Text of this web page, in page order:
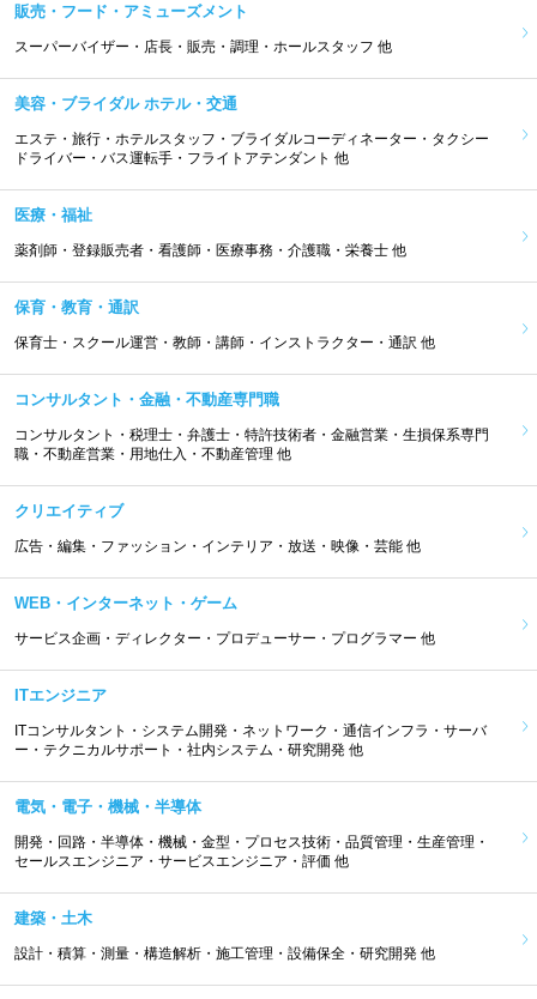
販売・フード・アミューズメント
スーパーバイザー・店長・販売・調理・ホールスタッフ 他
美容・ブライダル ホテル・交通
エステ・旅行・ホテルスタッフ・ブライダルコーディネーター・タクシー
ドライバー・バス運転手・フライトアテンダント 他
医療・福祉
薬剤師・登録販売者・看護師・医療事務・介護職・栄養士 他
保育・教育・通訳
保育士・スクール運営・教師・講師・インストラクター・通訳 他
コンサルタント・金融・不動産専門職
コンサルタント・税理士・弁護士・特許技術者・金融営業・生損保系専門
職・不動産営業・用地仕入・不動産管理 他
クリエイティブ
広告・編集・ファッション・インテリア・放送・映像・芸能 他
WEB・インターネット・ゲーム
サービス企画・ディレクター・プロデューサー・プログラマー 他
ITエンジニア
ITコンサルタント・システム開発・ネットワーク・通信インフラ・サーバ
ー・テクニカルサポート・社内システム・研究開発 他
電気・電子・機械・半導体
開発・回路・半導体・機械・金型・プロセス技術・品質管理・生産管理・
セールスエンジニア・サービスエンジニア・評価 他
建築・土木
設計・積算・測量・構造解析・施工管理・設備保全・研究開発 他